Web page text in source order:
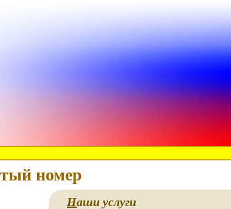
номер
Наши услуги